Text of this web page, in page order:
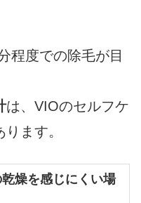
程度での除毛が目
は、VIOのセルフケ
ます。
燥を感じにくい場